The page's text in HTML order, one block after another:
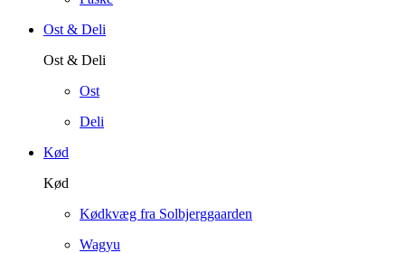
Ost & Deli
Ost & Deli
Ost
Deli
Kød
Kød
Kødkvæg fra Solbjerggaarden
Wagyu